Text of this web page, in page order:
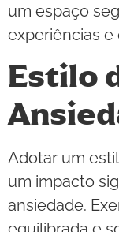
um espaço
experiências
Estilo
Adotar um
um impacto
ansiedade.